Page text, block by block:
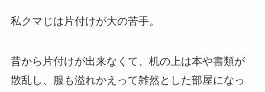
私クマじは片付けが大の苦手。
昔から片付けが出来なくて、机の上は本や書類が
散乱し、服も溢れかえって雑然とした部屋になっ